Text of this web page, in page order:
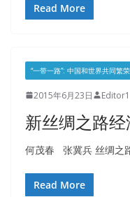
Read More
“一带一路”: 中国和世界共同繁荣
2015年6月23日 Editor1
新丝绸之路
何茂春 张冀兵 丝绸之
Read More